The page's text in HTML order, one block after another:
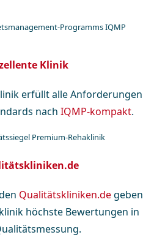
Klinik
erfüllt alle Anforderungen
nach IQMP-kompakt.
Qualitätskliniken.degeben
höchste Bewertungen in